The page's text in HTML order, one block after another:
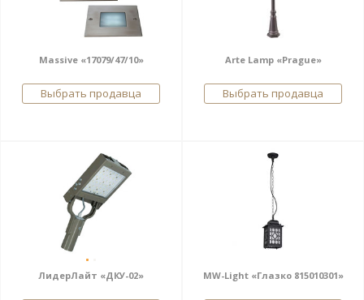
Massive «17079/47/10»
Выбрать продавца
Arte Lamp «Prague»
Выбрать продавца
ЛидерЛайт «ДКУ-02» MW-Light «Глазко 815010301»